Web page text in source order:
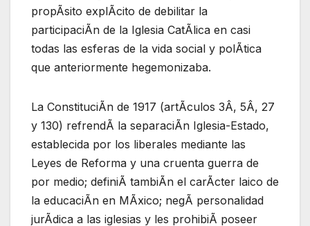
propÃsito explÃcito de debilitar la
participaciÃn de la Iglesia CatÃlica en casi
todas las esferas de la vida social y polÃtica
que anteriormente hegemonizaba.
La ConstituciÃn de 1917 (artÃculos 3Â, 5Â, 27
y 130) refrendÃ la separaciÃn Iglesia-Estado,
establecida por los liberales mediante las
Leyes de Reforma y una cruenta guerra de
por medio; definiÃ tambiÃn el carÃcter laico de
la educaciÃn en MÃxico; negÃ personalidad
jurÃdica a las iglesias y les prohibiÃ poseer